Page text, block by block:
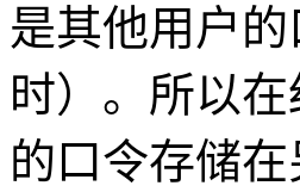
是其他用户
时）。所以
的口令存储